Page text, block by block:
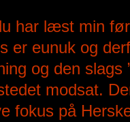
har læst min
er eunuk og
og den
modsat.
fokus på